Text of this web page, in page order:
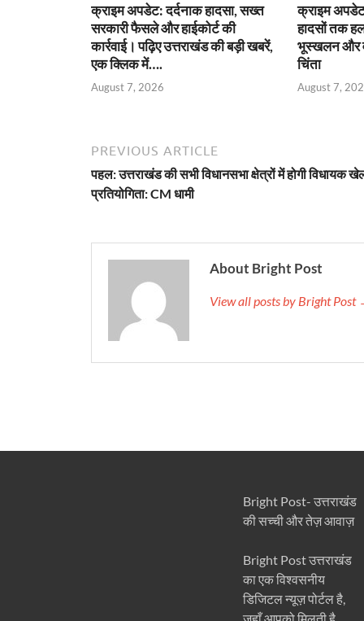
क्राइम अपडेट: दर्दनाक हादसा, सख्त
सरकारी फैसले और हाईकोर्ट की
कार्रवाई। पढ़िए उत्तराखंड की बड़ी खबरें,
एक क्लिक में….
August 7, 2026
क्राइम
हादसों तक
भूस्खलन और
चिंता
August 7,
PREVIOUS ARTICLE
पहल: उत्तराखंड की सभी विधानसभा क्षेत्रों में होगी विधायक
प्रतियोगिता: CM धामी
About Bright Post
View all posts by Bright Post
Bright Post- उत्तराखंड
की सच्ची और तेज़ आवाज़
Bright Post उत्तराखंड
का एक विश्वसनीय
डिजिटल न्यूज़ पोर्टल है,